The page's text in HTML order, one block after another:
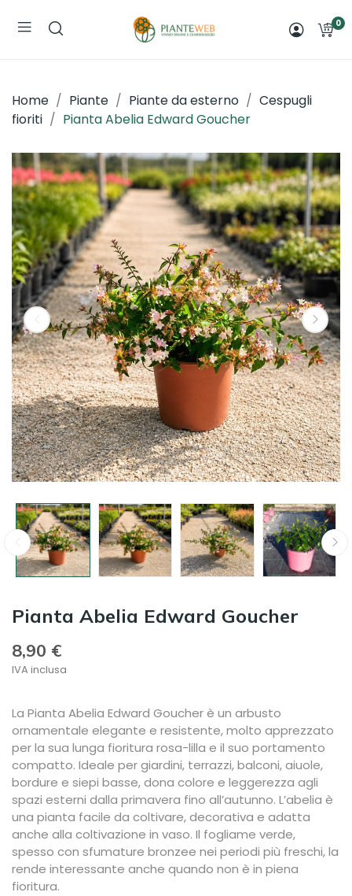
0
Home Piante Piante da esterno
Cespugli
fioriti
Pianta Abelia Edward Goucher
Pianta Abelia Edward Goucher
8,90 €
IVA inclusa
La Pianta Abelia Edward Goucher è un arbusto
ornamentale elegante e resistente, molto apprezzato
per la sua lunga fioritura rosa-lilla e il suo portamento
compatto. Ideale per giardini, terrazzi, balconi, aiuole,
bordure e siepi basse, dona colore e leggerezza agli
spazi esterni dalla primavera fino all’autunno. L’abelia è
una pianta facile da coltivare, decorativa e adatta
anche alla coltivazione in vaso. Il fogliame verde,
spesso con sfumature bronzee nei periodi più freschi, la
rende interessante anche quando non è in piena
fioritura.